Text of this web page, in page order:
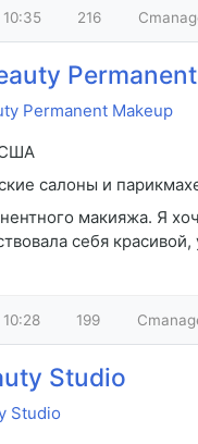
10:35 216
салоны и
макияжа. Я
себя красивой,
10:28 199
Studio